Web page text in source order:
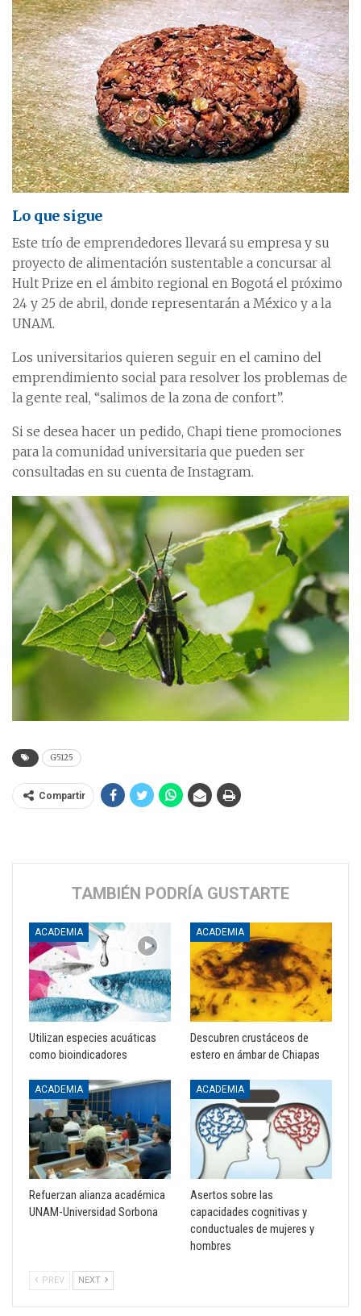
Lo que sigue
Este trío de emprendedores llevará su empresa y su
proyecto de alimentación sustentable a concursar al
Hult Prize en el ámbito regional en Bogotá el próximo
24 y 25 de abril, donde representarán a México y a la
UNAM.
Los universitarios quieren seguir en el camino del
emprendimiento social para resolver los problemas de
la gente real, “salimos de la zona de confort”.
Si se desea hacer un pedido, Chapi tiene promociones
para la comunidad universitaria que pueden ser
consultadas en su cuenta de Instagram.
G5125
Compartir
TAMBIÉN PODRÍA GUSTARTE
ACADEMIA
Utilizan especies acuáticas
como bioindicadores
ACADEMIA
Descubren crustáceos de
estero en ámbar de Chiapas
ACADEMIA
Refuerzan alianza académica
UNAM-Universidad Sorbona
ACADEMIA
Asertos sobre las
capacidades cognitivas y
conductuales de mujeres y
hombres
PREV NEXT